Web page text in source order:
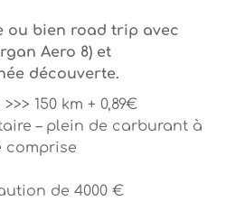
ou bien road trip avec
Aero 8) et
découverte.
150 km + 0,89€
– plein de carburant à
comprise
de 4000 €